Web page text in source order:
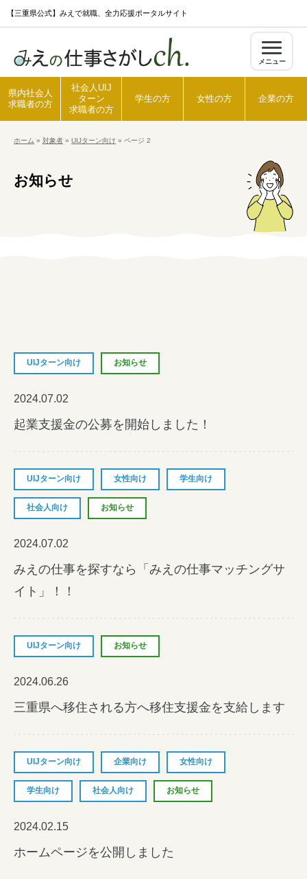
k
c
【三重県公式】みえで就職、全力応援ポータルサイト
メニュー
企業の方
イベントカレンダー
利用案内
みえで働く先輩ちょこっとインタビュー
三重の就職関連MOVIE
お問い合わせ
個人情報保護方針
みえの就職情報関連サイト
おしごと広場みえ
みえの企業まるわかりNAVI
みえの仕事マッチングサイト
三重県版職業ポータルサイト
県内社会人
求職者の方
社会人UIJ
ターン
求職者の方
学生の方 女性の方 企業の方
ホーム » 対象者 » UIJターン向け » ページ 2
お知らせ
UIJターン向け お知らせ
2024.07.02
起業支援金の公募を開始しました！
UIJターン向け 女性向け 学生向け
社会人向け お知らせ
2024.07.02
みえの仕事を探すなら「みえの仕事マッチングサ
イト」！！
UIJターン向け お知らせ
2024.06.26
三重県へ移住される方へ移住支援金を支給します
UIJターン向け 企業向け 女性向け
学生向け 社会人向け お知らせ
2024.02.15
ホームページを公開しました